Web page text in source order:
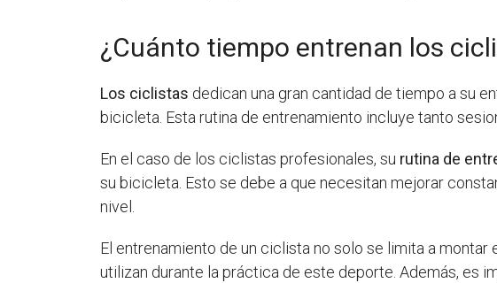
¿Cuánto tiempo entrenan los
Los ciclistas dedican una gran cantidad de tiempo a su
bicicleta. Esta rutina de entrenamiento incluye tanto
En el caso de los ciclistas profesionales, su rutina de
su bicicleta. Esto se debe a que necesitan mejorar
nivel.
El entrenamiento de un ciclista no solo se limita a montar
utilizan durante la práctica de este deporte. Además, es